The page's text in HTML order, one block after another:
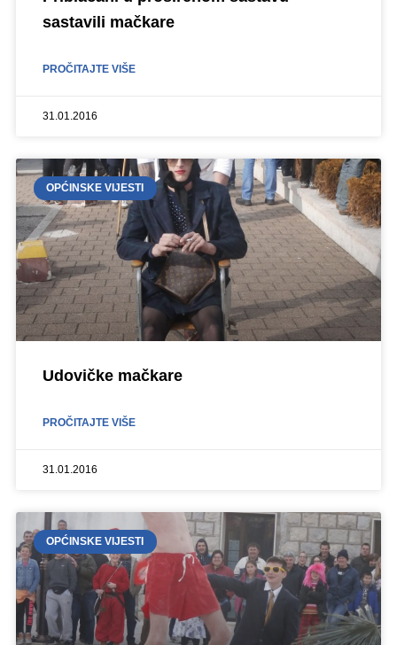
sastavili mačkare
PROČITAJTE VIŠE
31.01.2016
OPĆINSKE VIJESTI
Udovičke mačkare
PROČITAJTE VIŠE
31.01.2016
OPĆINSKE VIJESTI